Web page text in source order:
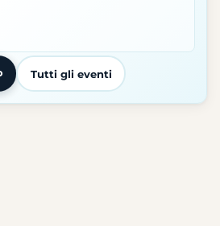
Tutti gli eventi